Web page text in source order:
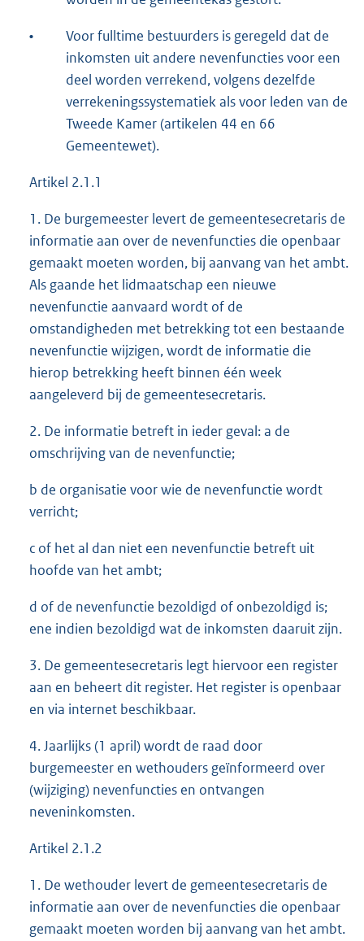
•
Voor fulltime bestuurders is geregeld dat de
inkomsten uit andere nevenfuncties voor een
deel worden verrekend, volgens dezelfde
verrekeningssystematiek als voor leden van de
Tweede Kamer (artikelen 44 en 66
Gemeentewet).
Artikel 2.1.1
1. De burgemeester levert de gemeentesecretaris de
informatie aan over de nevenfuncties die openbaar
gemaakt moeten worden, bij aanvang van het ambt.
Als gaande het lidmaatschap een nieuwe
nevenfunctie aanvaard wordt of de
omstandigheden met betrekking tot een bestaande
nevenfunctie wijzigen, wordt de informatie die
hierop betrekking heeft binnen één week
aangeleverd bij de gemeentesecretaris.
2. De informatie betreft in ieder geval: a de
omschrijving van de nevenfunctie;
b de organisatie voor wie de nevenfunctie wordt
verricht;
c of het al dan niet een nevenfunctie betreft uit
hoofde van het ambt;
d of de nevenfunctie bezoldigd of onbezoldigd is;
ene indien bezoldigd wat de inkomsten daaruit zijn.
3. De gemeentesecretaris legt hiervoor een register
aan en beheert dit register. Het register is openbaar
en via internet beschikbaar.
4. Jaarlijks (1 april) wordt de raad door
burgemeester en wethouders geïnformeerd over
(wijziging) nevenfuncties en ontvangen
neveninkomsten.
Artikel 2.1.2
1. De wethouder levert de gemeentesecretaris de
informatie aan over de nevenfuncties die openbaar
gemaakt moeten worden bij aanvang van het ambt.